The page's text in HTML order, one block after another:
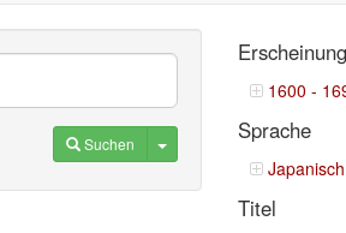
Suchen Toggle Dropdown
1600 -
Sprache
Titel